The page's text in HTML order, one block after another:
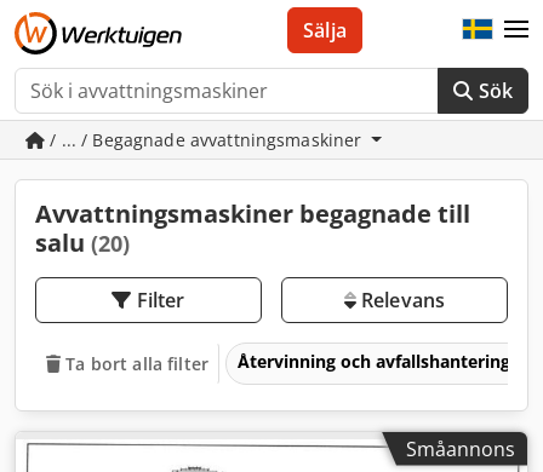
Sök
Sälja
/ ... / Begagnade avvattningsmaskiner
Avvattningsmaskiner begagnade till
salu (20)
Filter Relevans
Ta bort alla filter Återvinning och avfallshantering
Småannons